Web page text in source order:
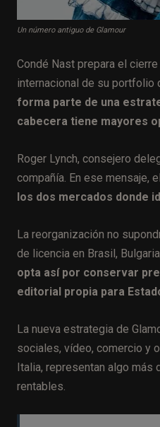
Un número antiguo de Glamour
Condé Nast prepara el
internacional de su portfolio
forma parte de una
cabecera tiene mayores
Roger Lynch, consejero
compañía. En ese mensaje,
los dos mercados donde
La reorganización no
de licencia en Brasil,
opta así por conservar
editorial propia para
La nueva estrategia de
sociales, vídeo, comercio y
Italia, representan algo
rentables.